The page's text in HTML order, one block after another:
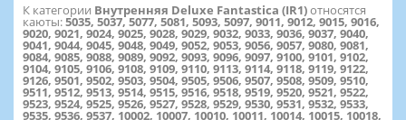
К категории Внутренняя Deluxe Fantastica (IR1)относятся
каюты:5035, 5037, 5077, 5081, 5093, 5097, 9011, 9012, 9015, 9016,
9020, 9021, 9024, 9025, 9028, 9029, 9032, 9033, 9036, 9037, 9040,
9041, 9044, 9045, 9048, 9049, 9052, 9053, 9056, 9057, 9080, 9081,
9084, 9085, 9088, 9089, 9092, 9093, 9096, 9097, 9100, 9101, 9102,
9104, 9105, 9106, 9108, 9109, 9110, 9113, 9114, 9118, 9119, 9122,
9126, 9501, 9502, 9503, 9504, 9505, 9506, 9507, 9508, 9509, 9510,
9511, 9512, 9513, 9514, 9515, 9516, 9518, 9519, 9520, 9521, 9522,
9523, 9524, 9525, 9526, 9527, 9528, 9529, 9530, 9531, 9532, 9533,
9535, 9536, 9537, 10002, 10007, 10010, 10011, 10014, 10015, 10018,